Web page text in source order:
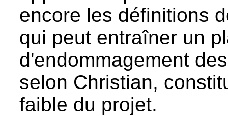
encore les définitions
qui peut entraîner un
d'endommagement
selon Christian,
faible du projet.